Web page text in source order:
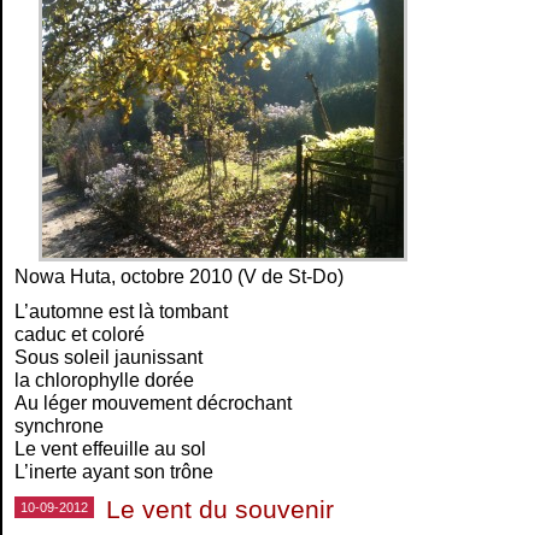
Nowa Huta, octobre 2010 (V de St-Do)
L’automne est là tombant
caduc et coloré
Sous soleil jaunissant
la chlorophylle dorée
Au léger mouvement décrochant
synchrone
Le vent effeuille au sol
L’inerte ayant son trône
10-09-2012 Le vent du souvenir